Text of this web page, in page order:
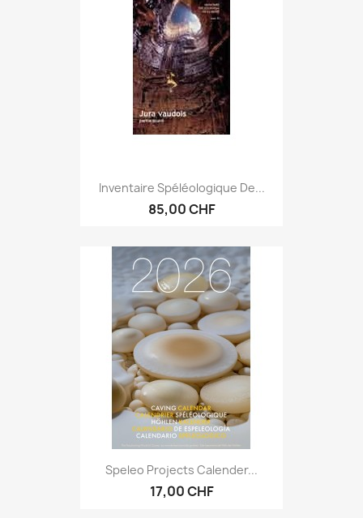
Inventaire Spéléologique De...
85,00 CHF
Speleo Projects Calender...
17,00 CHF